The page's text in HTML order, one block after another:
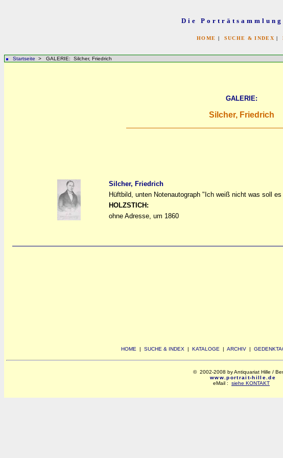
Die
HOME | SUCHE & INDEX |
Startseite > GALERIE: Silcher, Friedrich
GALERIE:
Silcher, Friedrich
Silcher, Friedrich
Hüftbild, unten Notenautograph "Ich weiß nicht was soll
HOLZSTICH:
ohne Adresse, um 1860
HOME | SUCHE & INDEX | KATALOGE | ARCHIV|
© 2002-2008 by Antiquariat Hille /
www.portrait-hille.de
eMail : siehe KONTAKT